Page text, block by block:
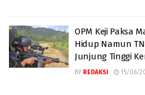
OPM Keji Paksa
Hidup Namun
Junjung Tinggi
BY REDAKSI 15/06/